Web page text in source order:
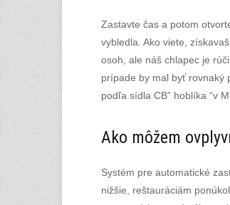
Zastavte čas a potom
vybledla. Ako viete,
osoh, ale náš chlapec je
prípade by mal byť rovnaký
podľa sídla CB” hoblíka “v
Ako môžem
Systém pre automatické
nižšie, reštauráciám